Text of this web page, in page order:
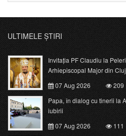
ULTIMELE ȘTIRI
Invitația PF Claudiu la
Arhiepiscopal Major din
07 Aug 2026
209
Papa, în dialog cu tinerii la
iubirii
07 Aug 2026
111